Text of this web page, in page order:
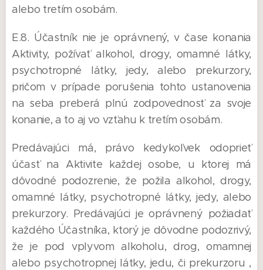
alebo tretím osobám.
E.8. Účastník nie je oprávnený, v čase konania
Aktivity, požívať alkohol, drogy, omamné látky,
psychotropné látky, jedy, alebo prekurzory,
pričom v prípade porušenia tohto ustanovenia
na seba preberá plnú zodpovednosť za svoje
konanie, a to aj vo vzťahu k tretím osobám.
Predávajúci má, právo kedykoľvek odoprieť
účasť na Aktivite každej osobe, u ktorej má
dôvodné podozrenie, že požila alkohol, drogy,
omamné látky, psychotropné látky, jedy, alebo
prekurzory. Predávajúci je oprávnený požiadať
každého Účastníka, ktorý je dôvodne podozrivý,
že je pod vplyvom alkoholu, drog, omamnej
alebo psychotropnej látky, jedu, či prekurzoru ,